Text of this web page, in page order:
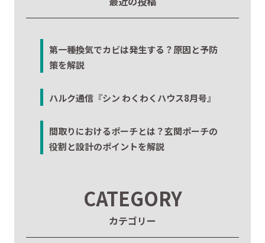
第一種換気でカビは発生する？原因と予防
策を解説
ハルク通信『シン わくわくハウス8月号』
間取りにおけるポーチとは？玄関ポーチの
役割と設計のポイントを解説
CATEGORY
カテゴリー